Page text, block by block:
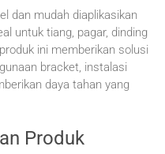
dan mudah diaplikasikan
untuk tiang, pagar, dinding
ini memberikan solusi
bracket, instalasi
daya tahan yang
Produk